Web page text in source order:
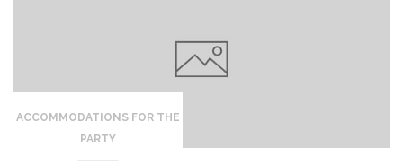
ACCOMMODATIONS FOR THE
PARTY